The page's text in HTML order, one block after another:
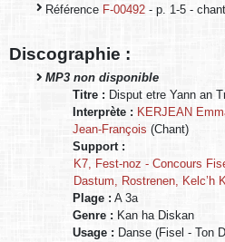
Référence F-00492 - p. 1-5 -
Discographie :
MP3 non disponible
Titre : Disput etre Yann an
Interprète : KERJEAN
Jean-François (Chant)
Support :
K7, Fest-noz - Concours
Dastum, Rostrenen, Kelc’h
Plage : A 3a
Genre : Kan ha Diskan
Usage : Danse (Fisel - Ton